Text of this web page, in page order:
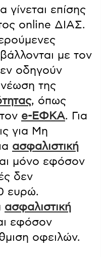
γίνεται επίσης
online ΔΙΑΣ.
με τον
οδηγούν
της
, όπως
e-ΕΦΚΑ. Για
για Μη
ασφαλιστική
μόνο εφόσον
δεν
ευρώ.
ασφαλιστική
εφόσον
οφειλών.